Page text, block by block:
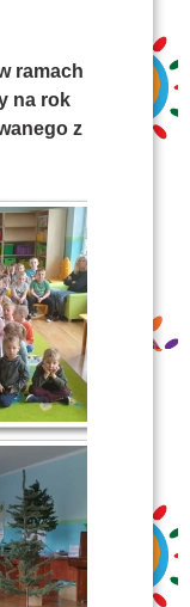
ramach
na rok
z